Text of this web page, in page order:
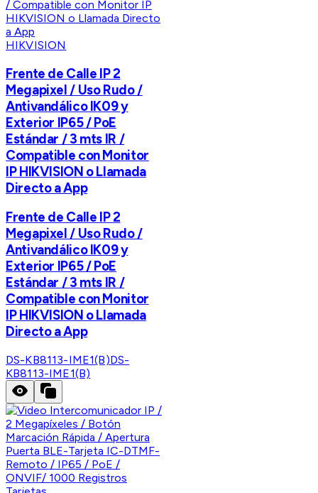
HIKVISION
Frente de Calle IP 2
Megapixel / Uso Rudo /
Antivandálico IK09 y
Exterior IP65 / PoE
Estándar / 3 mts IR /
Compatible con Monitor
IP HIKVISION o Llamada
Directo a App
Frente de Calle IP 2
Megapixel / Uso Rudo /
Antivandálico IK09 y
Exterior IP65 / PoE
Estándar / 3 mts IR /
Compatible con Monitor
IP HIKVISION o Llamada
Directo a App
DS-KB8113-IME1(B)DS-
KB8113-IME1(B)